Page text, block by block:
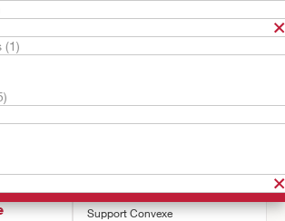
(1)
Conform 2™
CeraPlus™
Support Convexe